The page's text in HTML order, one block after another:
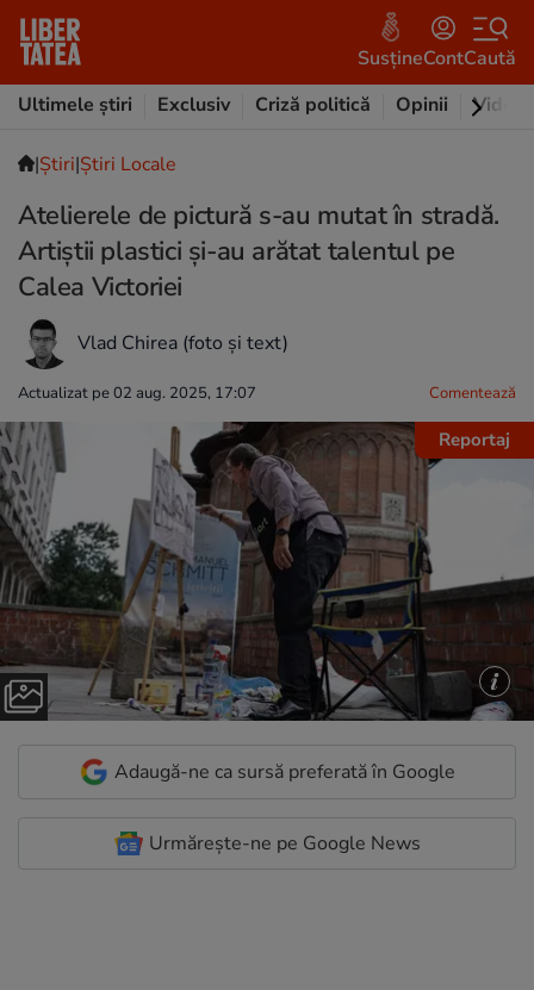
SusțineContCaută
Ultimele știri
Exclusiv Criză politică Opinii Video
|Ştiri|Știri Locale
Atelierele de pictură s-au mutat în stradă.
Artiștii plastici și-au arătat talentul pe
Calea Victoriei
Vlad Chirea (foto și text)
Actualizat pe 02 aug. 2025, 17:07 Comentează
Reportaj
Adaugă-ne ca sursă preferată în Google
Urmărește-ne pe Google News